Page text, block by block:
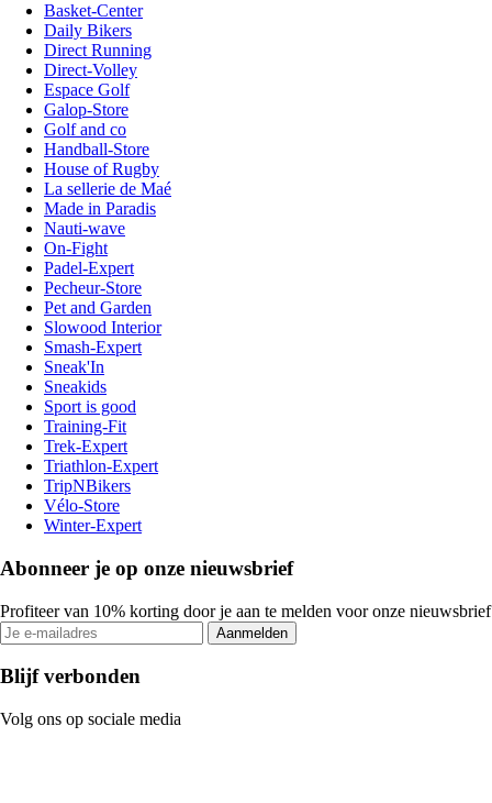
Basket-Center
Daily Bikers
Direct Running
Direct-Volley
Espace Golf
Galop-Store
Golf and co
Handball-Store
House of Rugby
La sellerie de Maé
Made in Paradis
Nauti-wave
On-Fight
Padel-Expert
Pecheur-Store
Pet and Garden
Slowood Interior
Smash-Expert
Sneak'In
Sneakids
Sport is good
Training-Fit
Trek-Expert
Triathlon-Expert
TripNBikers
Vélo-Store
Winter-Expert
Abonneer je op onze nieuwsbrief
Profiteer van 10% korting door je aan te melden voor onze nieuwsbrief
Aanmelden
Blijf verbonden
Volg ons op sociale media